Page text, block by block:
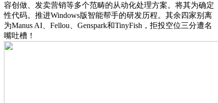
容创做、发卖营销等多个范畴的从动化处理方案。将其为确定
性代码。推进Windows版智能帮手的研发历程。其余四家别离
为Manus AI、Fellou、Genspark和TinyFish，拒投空位三分遭名
嘴吐槽！